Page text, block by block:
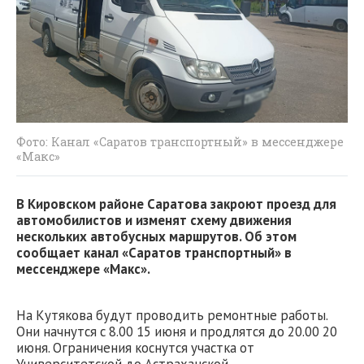
Фото: Канал «Саратов транспортный» в мессенджере
«Макс»
В Кировском районе Саратова закроют проезд для
автомобилистов и изменят схему движения
нескольких автобусных маршрутов. Об этом
сообщает канал «Саратов транспортный» в
мессенджере «Макс».
На Кутякова будут проводить ремонтные работы.
Они начнутся с 8.00 15 июня и продлятся до 20.00 20
июня. Ограничения коснутся участка от